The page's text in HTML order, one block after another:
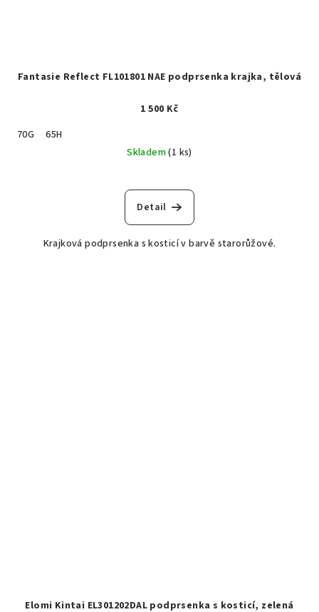
Fantasie Reflect FL101801 NAE podprsenka krajka, tělová
1 500 Kč
70G
65H
Skladem(1 ks)
Detail
Krajková podprsenka s kosticí v barvě starorůžové.
Elomi Kintai EL301202DAL podprsenka s kosticí, zelená